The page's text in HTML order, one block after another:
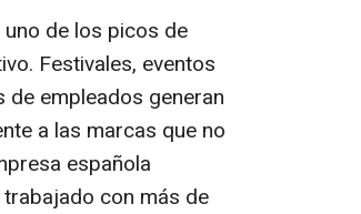
de los picos de
Festivales, eventos
empleados generan
a las marcas que no
española
con más de